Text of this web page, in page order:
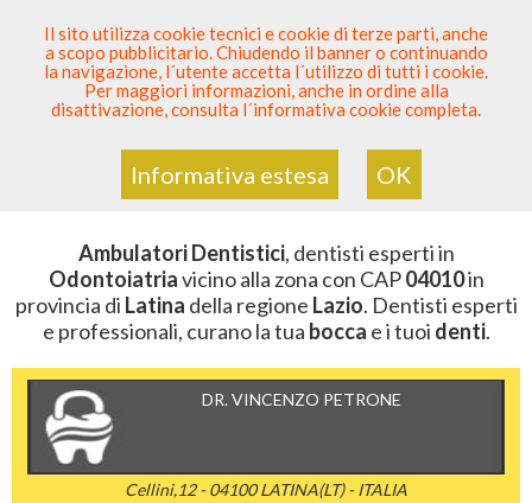
SEI DENTISTA? PARTECIPA
Sei QuiElenco Dentista Sicuro > Odontoiatria>
Ambulatori Dentistici>Lazio >Latina>CAP 04010
ZONA CON CAP 04010
Ambulatori Dentistici, dentisti esperti in
Odontoiatriavicino alla zona con CAP04010in
provincia di Latina della regione Lazio. Dentisti esperti
e professionali, curano la tua bocca e i tuoi denti.
DR. VINCENZO PETRONE
Cellini,12 - 04100 LATINA(LT) - ITALIA
Il sito utilizza cookie tecnici e cookie di terze parti, anche
a scopo pubblicitario. Chiudendo il banner o continuando
la navigazione, l´utente accetta l´utilizzo di tutti i cookie.
Per maggiori informazioni, anche in ordine alla
disattivazione, consulta l´informativa cookie completa.
Informativa estesa OK